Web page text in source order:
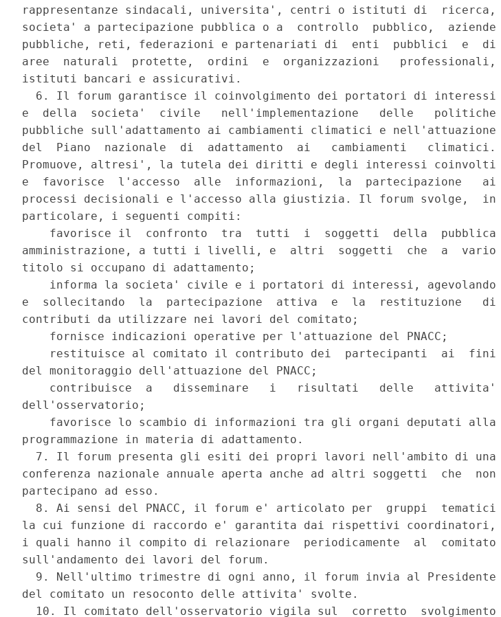
rappresentanze sindacali, universita', centri o istituti di  ricerca,
societa' a partecipazione pubblica o a  controllo  pubblico,  aziende
pubbliche, reti, federazioni e partenariati di  enti  pubblici  e  di
aree  naturali  protette,  ordini  e  organizzazioni   professionali,
istituti bancari e assicurativi.
  6. Il forum garantisce il coinvolgimento dei portatori di interessi
e  della  societa'  civile   nell'implementazione   delle   politiche
pubbliche sull'adattamento ai cambiamenti climatici e nell'attuazione
del  Piano  nazionale  di  adattamento  ai   cambiamenti   climatici.
Promuove, altresi', la tutela dei diritti e degli interessi coinvolti
e  favorisce  l'accesso  alle  informazioni,  la  partecipazione   ai
processi decisionali e l'accesso alla giustizia. Il forum svolge,  in
particolare, i seguenti compiti:
    favorisce il  confronto  tra  tutti  i  soggetti  della  pubblica
amministrazione, a tutti i livelli, e  altri  soggetti  che  a  vario
titolo si occupano di adattamento;
    informa la societa' civile e i portatori di interessi, agevolando
e  sollecitando  la  partecipazione  attiva  e  la  restituzione   di
contributi da utilizzare nei lavori del comitato;
    fornisce indicazioni operative per l'attuazione del PNACC;
    restituisce al comitato il contributo dei  partecipanti  ai  fini
del monitoraggio dell'attuazione del PNACC;
    contribuisce  a   disseminare   i   risultati   delle   attivita'
dell'osservatorio;
    favorisce lo scambio di informazioni tra gli organi deputati alla
programmazione in materia di adattamento.
  7. Il forum presenta gli esiti dei propri lavori nell'ambito di una
conferenza nazionale annuale aperta anche ad altri soggetti  che  non
partecipano ad esso.
  8. Ai sensi del PNACC, il forum e' articolato per  gruppi  tematici
la cui funzione di raccordo e' garantita dai rispettivi coordinatori,
i quali hanno il compito di relazionare  periodicamente  al  comitato
sull'andamento dei lavori del forum.
  9. Nell'ultimo trimestre di ogni anno, il forum invia al Presidente
del comitato un resoconto delle attivita' svolte.
  10. Il comitato dell'osservatorio vigila sul  corretto  svolgimento